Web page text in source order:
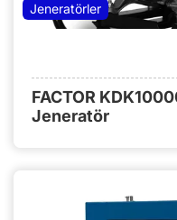
Jeneratörler
FACTOR
Jeneratör